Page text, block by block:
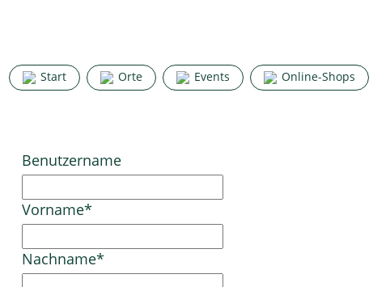
Start Orte Events Online-Shops
Benutzername
Vorname*
Nachname*